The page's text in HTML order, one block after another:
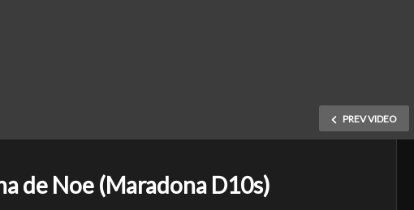
PREV VIDEO
de Noe (Maradona D10s)